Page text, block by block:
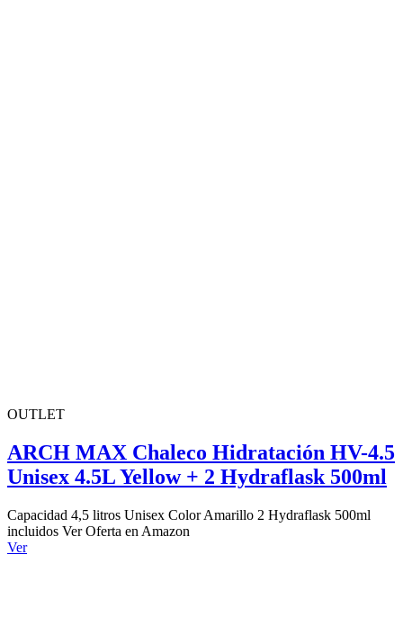
OUTLET
ARCH MAX Chaleco Hidratación HV-4.5
Unisex 4.5L Yellow + 2 Hydraflask 500ml
Capacidad 4,5 litros Unisex Color Amarillo 2 Hydraflask 500ml
incluidos Ver Oferta en Amazon
Ver